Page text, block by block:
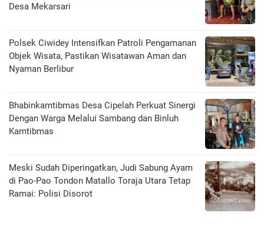
Desa Mekarsari
Polsek Ciwidey Intensifkan Patroli Pengamanan
Objek Wisata, Pastikan Wisatawan Aman dan
Nyaman Berlibur
Bhabinkamtibmas Desa Cipelah Perkuat Sinergi
Dengan Warga Melalui Sambang dan Binluh
Kamtibmas
Meski Sudah Diperingatkan, Judi Sabung Ayam
di Pao-Pao Tondon Matallo Toraja Utara Tetap
Ramai: Polisi Disorot